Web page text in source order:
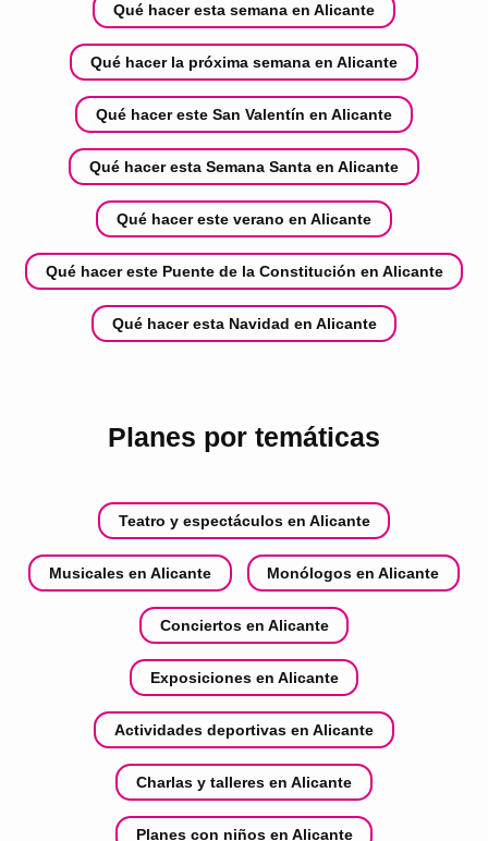
Qué hacer esta semana en Alicante
Qué hacer la próxima semana en Alicante
Qué hacer este San Valentín en Alicante
Qué hacer esta Semana Santa en Alicante
Qué hacer este verano en Alicante
Qué hacer este Puente de la Constitución en Alicante
Qué hacer esta Navidad en Alicante
Planes por temáticas
Teatro y espectáculos en Alicante
Musicales en Alicante Monólogos en Alicante
Conciertos en Alicante
Exposiciones en Alicante
Actividades deportivas en Alicante
Charlas y talleres en Alicante
Planes con niños en Alicante